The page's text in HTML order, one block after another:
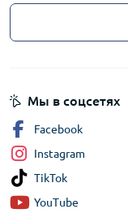
Мы в соцсетях
Facebook
Instagram
TikTok
YouTube